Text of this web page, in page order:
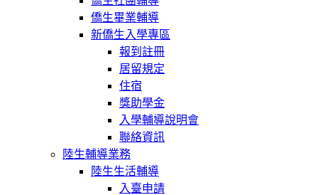
僑生畢業輔導
新僑生入學專區
報到註冊
居留規定
住宿
獎助學金
入學輔導說明會
聯絡資訊
陸生輔導業務
陸生生活輔導
入臺申請